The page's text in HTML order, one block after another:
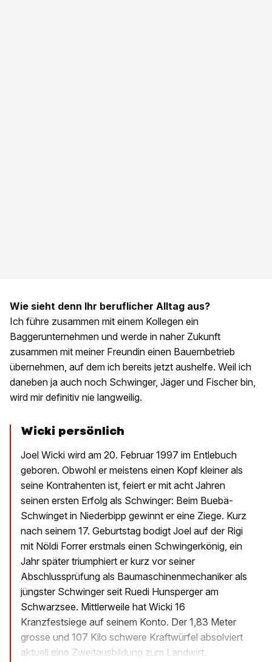
Wie sieht denn Ihr beruflicher Alltag aus?
Ich führe zusammen mit einem Kollegen ein
Baggerunternehmen und werde in naher Zukunft
zusammen mit meiner Freundin einen Bauernbetrieb
übernehmen, auf dem ich bereits jetzt aushelfe. Weil ich
daneben ja auch noch Schwinger, Jäger und Fischer bin,
wird mir definitiv nie langweilig.
Wicki persönlich
Joel Wicki wird am 20. Februar 1997 im Entlebuch
geboren. Obwohl er meistens einen Kopf kleiner als
seine Kontrahenten ist, feiert er mit acht Jahren
seinen ersten Erfolg als Schwinger: Beim Buebä-
Schwinget in Niederbipp gewinnt er eine Ziege. Kurz
nach seinem 17. Geburtstag bodigt Joel auf der Rigi
mit Nöldi Forrer erstmals einen Schwingerkönig, ein
Jahr später triumphiert er kurz vor seiner
Abschlussprüfung als Baumaschinenmechaniker als
jüngster Schwinger seit Ruedi Hunsperger am
Schwarzsee. Mittlerweile hat Wicki 16
Kranzfestsiege auf seinem Konto. Der 1,83 Meter
grosse und 107 Kilo schwere Kraftwürfel absolviert
aktuell eine Zweitausbildung zum Landwirt.